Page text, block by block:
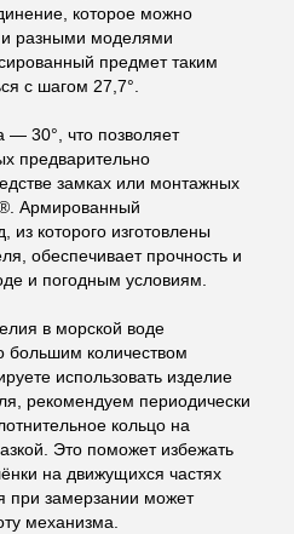
которое можно
и разными моделями
предмет таким
с шагом 27,7°.
30°, что позволяет
предварительно
замках или монтажных
Армированный
из которого изготовлены
обеспечивает прочность и
и погодным условиям.
в морской воде
большим количеством
использовать изделие
рекомендуем периодически
кольцо на
Это поможет избежать
на движущихся частях
при замерзании может
механизма.